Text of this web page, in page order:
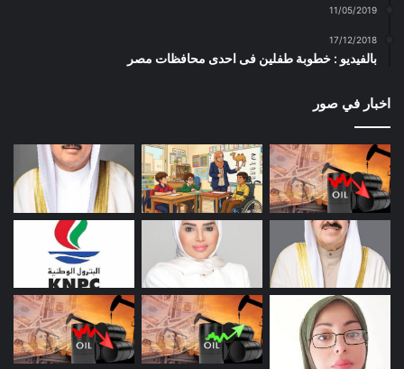
11/05/2019
17/12/2018
بالفيديو : خطوبة طفلين فى احدى محافظات مصر
اخبار في صور